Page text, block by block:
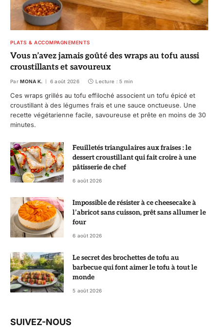
PLATS & ACCOMPAGNEMENTS
Vous n’avez jamais goûté des wraps au tofu aussi
croustillants et savoureux
Par MONA K. 6 août 2026 Lecture : 5 min
Ces wraps grillés au tofu effiloché associent un tofu épicé et
croustillant à des légumes frais et une sauce onctueuse. Une
recette végétarienne facile, savoureuse et prête en moins de 30
minutes.
Feuilletés triangulaires aux fraises : le
dessert croustillant qui fait croire à une
pâtisserie de chef
6 août 2026
Impossible de résister à ce cheesecake à
l’abricot sans cuisson, prêt sans allumer le
four
6 août 2026
Le secret des brochettes de tofu au
barbecue qui font aimer le tofu à tout le
monde
5 août 2026
SUIVEZ-NOUS